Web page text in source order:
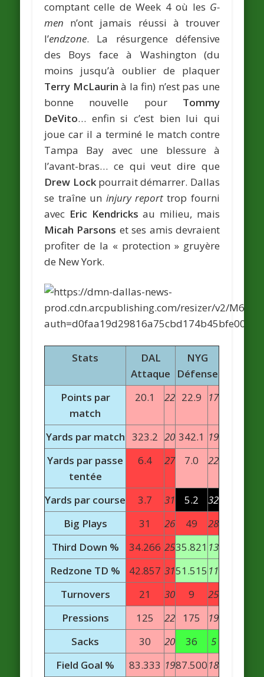
comptant celle de Week 4 où les G-
men n’ont jamais réussi à trouver
l’endzone. La résurgence défensive
des Boys face à Washington (du
moins jusqu’à oublier de plaquer
Terry McLaurin à la fin) n’est pas une
bonne nouvelle pour Tommy
DeVito… enfin si c’est bien lui qui
joue car il a terminé le match contre
Tampa Bay avec une blessure à
l’avant-bras… ce qui veut dire que
Drew Lockpourrait démarrer. Dallas
se traîne un injury reporttrop fourni
avec Eric Kendricks au milieu, mais
Micah Parsons et ses amis devraient
profiter de la « protection » gruyère
de New York.
Stats
DAL
Attaque
NYG
Défense
Points par
match
20.1 22 22.9 17
Yards par match 323.2 20 342.1 19
Yards par passe
tentée
6.4 27 7.0 22
Yards par course 3.7 31 5.2
32
Big Plays
31 26 49
28
Third Down %
34.266 2535.821 13
Redzone TD %
42.857 3151.515 11
Turnovers
21 30 9
25
Pressions
125 22 175
19
Sacks
30 20 36
5
Field Goal %
83.333 1987.50018